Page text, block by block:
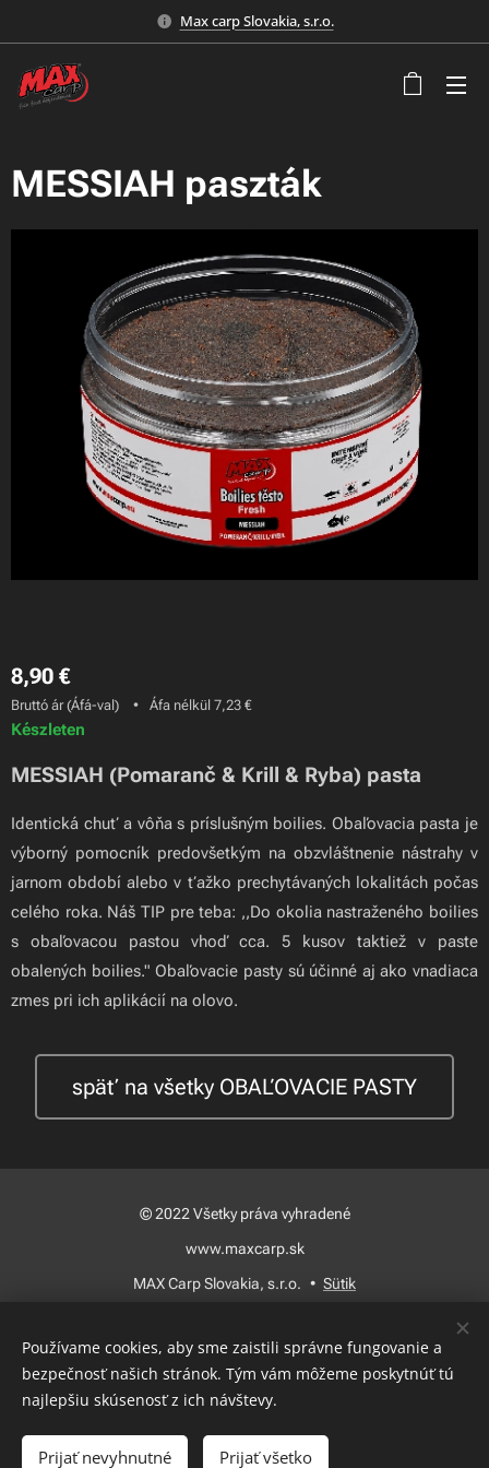
Max carp Slovakia, s.r.o.
MESSIAH paszták
8,90 €
Bruttó ár (Áfá-val) Áfa nélkül 7,23 €
Készleten
Kosárba
MESSIAH (Pomaranč & Krill & Ryba) pasta
Identická chuť a vôňa s príslušným boilies. Obaľovacia pasta je
výborný pomocník predovšetkým na obzvláštnenie nástrahy v
jarnom období alebo v ťažko prechytávaných lokalitách počas
celého roka. Náš TIP pre teba: ,,Do okolia nastraženého boilies
s obaľovacou pastou vhoď cca. 5 kusov taktiež v paste
obalených boilies." Obaľovacie pasty sú účinné aj ako vnadiaca
zmes pri ich aplikácií na olovo.
späť na všetky OBAĽOVACIE PASTY
© 2022 Všetky práva vyhradené
www.maxcarp.sk
MAX Carp Slovakia, s.r.o.
Sütik
Slovenčina
Magyar
Používame cookies, aby sme zaistili správne fungovanie a
bezpečnosť našich stránok. Tým vám môžeme poskytnúť tú
najlepšiu skúsenosť z ich návštevy.
Prijať nevyhnutné Prijať všetko